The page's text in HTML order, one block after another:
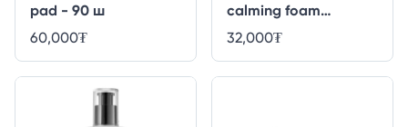
pad - 90 ш
60,000₮
calming foam
cleanser - 150мл
32,000₮